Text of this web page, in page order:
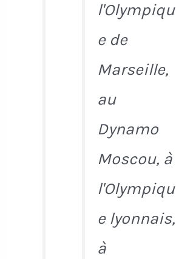
l'Olympiqu
e de
Marseille,
au
Dynamo
Moscou, à
l'Olympiqu
e lyonnais,
à